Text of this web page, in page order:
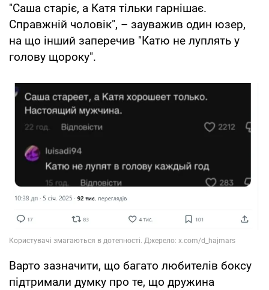
"Саша старіє, а Катя тільки гарнішає.
Справжній чоловік", – зауважив один юзер,
на що інший заперечив "Катю не луплять у
голову щороку".
Варто зазначити, що багато любителів боксу
підтримали думку про те, що дружина